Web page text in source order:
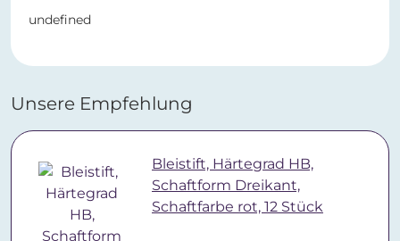
undefined
Unsere Empfehlung
Bleistift, Härtegrad HB,
Schaftform Dreikant,
Schaftfarbe rot, 12 Stück